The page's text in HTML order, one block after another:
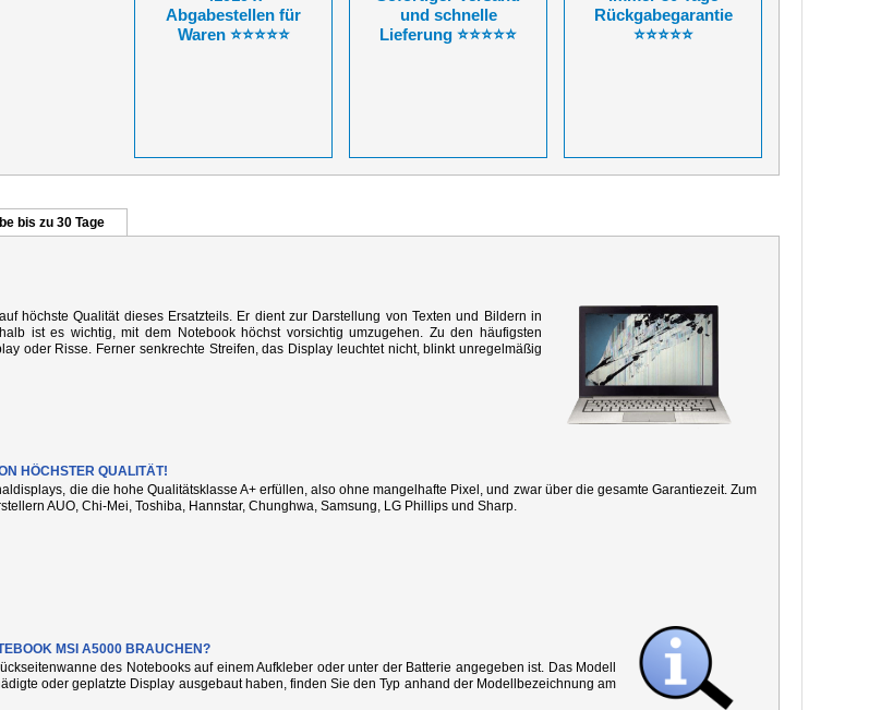
Abgabestellen für
Waren ⭐⭐⭐⭐⭐
und schnelle
Lieferung ⭐⭐⭐⭐⭐
Rückgabegarantie
⭐⭐⭐⭐⭐
bis zu 30 Tage
höchste Qualität dieses Ersatzteils. Er dient zur Darstellung von Texten und Bildern in
ist es wichtig, mit dem Notebook höchst vorsichtig umzugehen. Zu den häufigsten
oder Risse. Ferner senkrechte Streifen, das Display leuchtet nicht, blinkt unregelmäßig
HÖCHSTER QUALITÄT!
die die hohe Qualitätsklasse A+ erfüllen, also ohne mangelhafte Pixel, und zwar über die gesamte Garantiezeit. Zum
AUO, Chi-Mei, Toshiba, Hannstar, Chunghwa, Samsung, LG Phillips und Sharp.
MSI A5000 BRAUCHEN?
des Notebooks auf einem Aufkleber oder unter der Batterie angegeben ist. Das Modell
oder geplatzte Display ausgebaut haben, finden Sie den Typ anhand der Modellbezeichnung am